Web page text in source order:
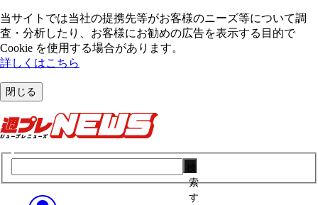
当サイトでは当社の提携先等がお客様のニーズ等について調
査・分析したり、お客様にお勧めの広告を表⽰する⽬的で
Cookie を使⽤する場合があります。
詳しくはこちら
閉じる
索
す